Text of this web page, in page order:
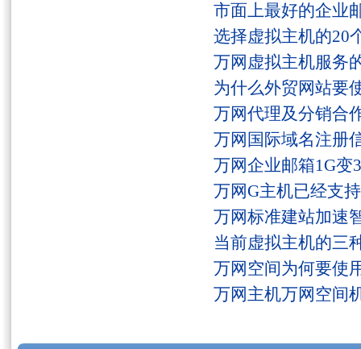
市面上最好的企业
选择虚拟主机的20
万网虚拟主机服务
为什么外贸网站要
万网代理及分销合
万网国际域名注册
万网企业邮箱1G变
万网G主机已经支
万网标准建站加速
当前虚拟主机的三
万网空间为何要使
万网主机万网空间